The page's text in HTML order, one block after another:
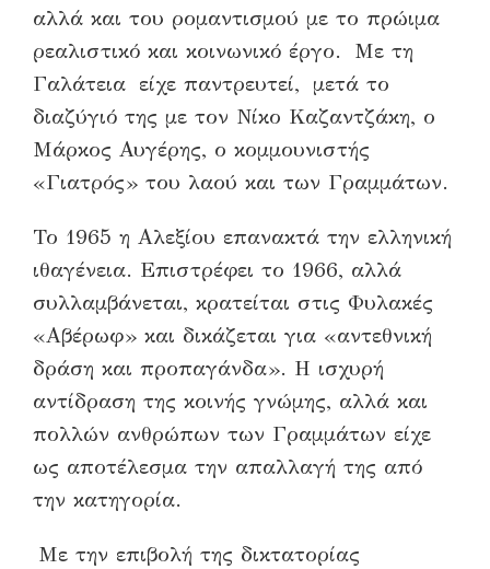
αλλά και του ρομαντισμού με το πρώιμα
ρεαλιστικό και κοινωνικό έργο. Με τη
Γαλάτεια είχε παντρευτεί, μετά το
διαζύγιό της με τον Νίκο Καζαντζάκη, ο
Μάρκος Αυγέρης, ο κομμουνιστής
«Γιατρός» του λαού και των Γραμμάτων.
Το 1965 η Αλεξίου επανακτά την ελληνική
ιθαγένεια. Επιστρέφει το 1966, αλλά
συλλαμβάνεται, κρατείται στις Φυλακές
«Αβέρωφ» και δικάζεται για «αντεθνική
δράση και προπαγάνδα». Η ισχυρή
αντίδραση της κοινής γνώμης, αλλά και
πολλών ανθρώπων των Γραμμάτων είχε
ως αποτέλεσμα την απαλλαγή της από
την κατηγορία.
Με την επιβολή της δικτατορίας